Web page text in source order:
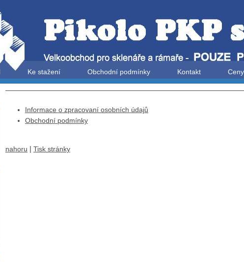
Ke stažení Obchodní podmínky Kontakt
Informace o zpracovaní osobních údajů
Obchodní podmínky
nahoru Tisk stránky